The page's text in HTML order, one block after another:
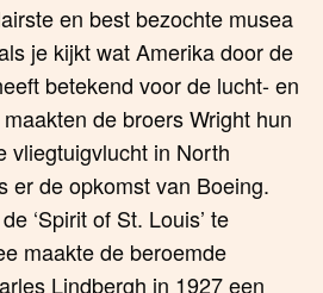
en best bezochte musea
je kijkt wat Amerika door de
betekend voor de lucht- en
de broers Wright hun
vliegtuigvlucht in North
er de opkomst van Boeing.
‘Spirit of St. Louis’ te
maakte de beroemde
Lindbergh in 1927 een